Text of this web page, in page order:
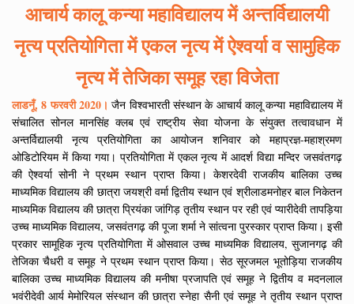
आचार्य कालू कन्या महाविद्यालय में अन्तर्विद्यालयी
नृत्य प्रतियोगिता में एकल नृत्य में ऐश्वर्या व सामुहिक
नृत्य में तेजिका समूह रहा विजेता
लाडनूँ, 8 फरवरी 2020। जैन विश्वभारती संस्थान के आचार्य कालू कन्या महाविद्यालय में
संचालित सोनल मानसिंह क्लब एवं राष्ट्रीय सेवा योजना के संयुक्त तत्वावधान में
अन्तर्विद्यालयी नृत्य प्रतियोगिता का आयोजन शनिवार को महाप्रज्ञ-महाश्रमण
ओडिटोरियम में किया गया। प्रतियोगिता में एकल नृत्य में आदर्श विद्या मन्दिर जसवंतगढ़
की ऐश्वर्या सोनी ने प्रथम स्थान प्राप्त किया। केशरदेवी राजकीय बालिका उच्च
माध्यमिक विद्यालय की छात्रा जयश्री वर्मा द्वितीय स्थान एवं श्रीलाडमनोहर बाल निकेतन
माध्यमिक विद्यालय की छात्रा प्रियंका जांगिड़ तृतीय स्थान पर रही एवं प्यारीदेवी तापड़िया
उच्च माध्यमिक विद्यालय, जसवंतगढ़ की पूजा शर्मा ने सांत्वना पुरस्कार प्राप्त किया। इसी
प्रकार सामूहिक नृत्य प्रतियोगिता में ओसवाल उच्च माध्यमिक विद्यालय, सुजानगढ़ की
तेजिका चैधरी व समूह ने प्रथम स्थान प्राप्त किया। सेठ सूरजमल भूतोड़िया राजकीय
बालिका उच्च माध्यमिक विद्यालय की मनीषा प्रजापति एवं समूह ने द्वितीय व मदनलाल
भवंरीदेवी आर्य मेमोरियल संस्थान की छात्रा स्नेहा सैनी एवं समूह ने तृतीय स्थान प्राप्त